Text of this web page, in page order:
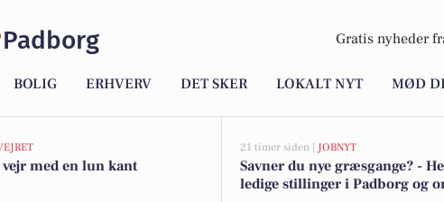
Padborg Gratis nyheder
BOLIG ERHVERV DET SKER LOKALT NYT MØD
med en lun kant
21 timer siden | JOBNYT
Savner du nye græsgange? -
ledige stillinger i Padborg og